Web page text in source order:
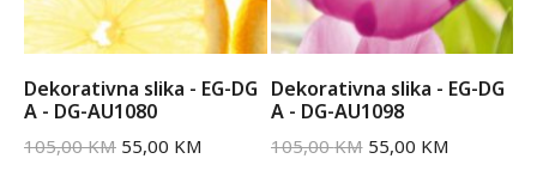
Dekorativna slika - EG-DG
A - DG-AU1080
105,00KM 55,00 KM
Dekorativna slika - EG-DG
A - DG-AU1098
105,00KM 55,00 KM